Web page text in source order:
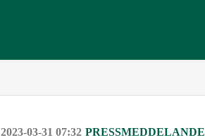
2023-03-31 07:32 PRESSMEDDELANDE